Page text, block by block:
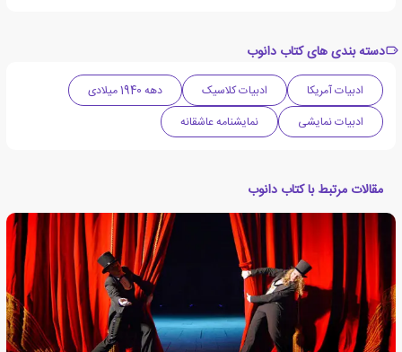
دسته بندی های کتاب دانوب
ادبیات آمریکا ادبیات کلاسیک
دهه 1940 میلادی
ادبیات نمایشی
نمایشنامه عاشقانه
مقالات مرتبط با کتاب دانوب